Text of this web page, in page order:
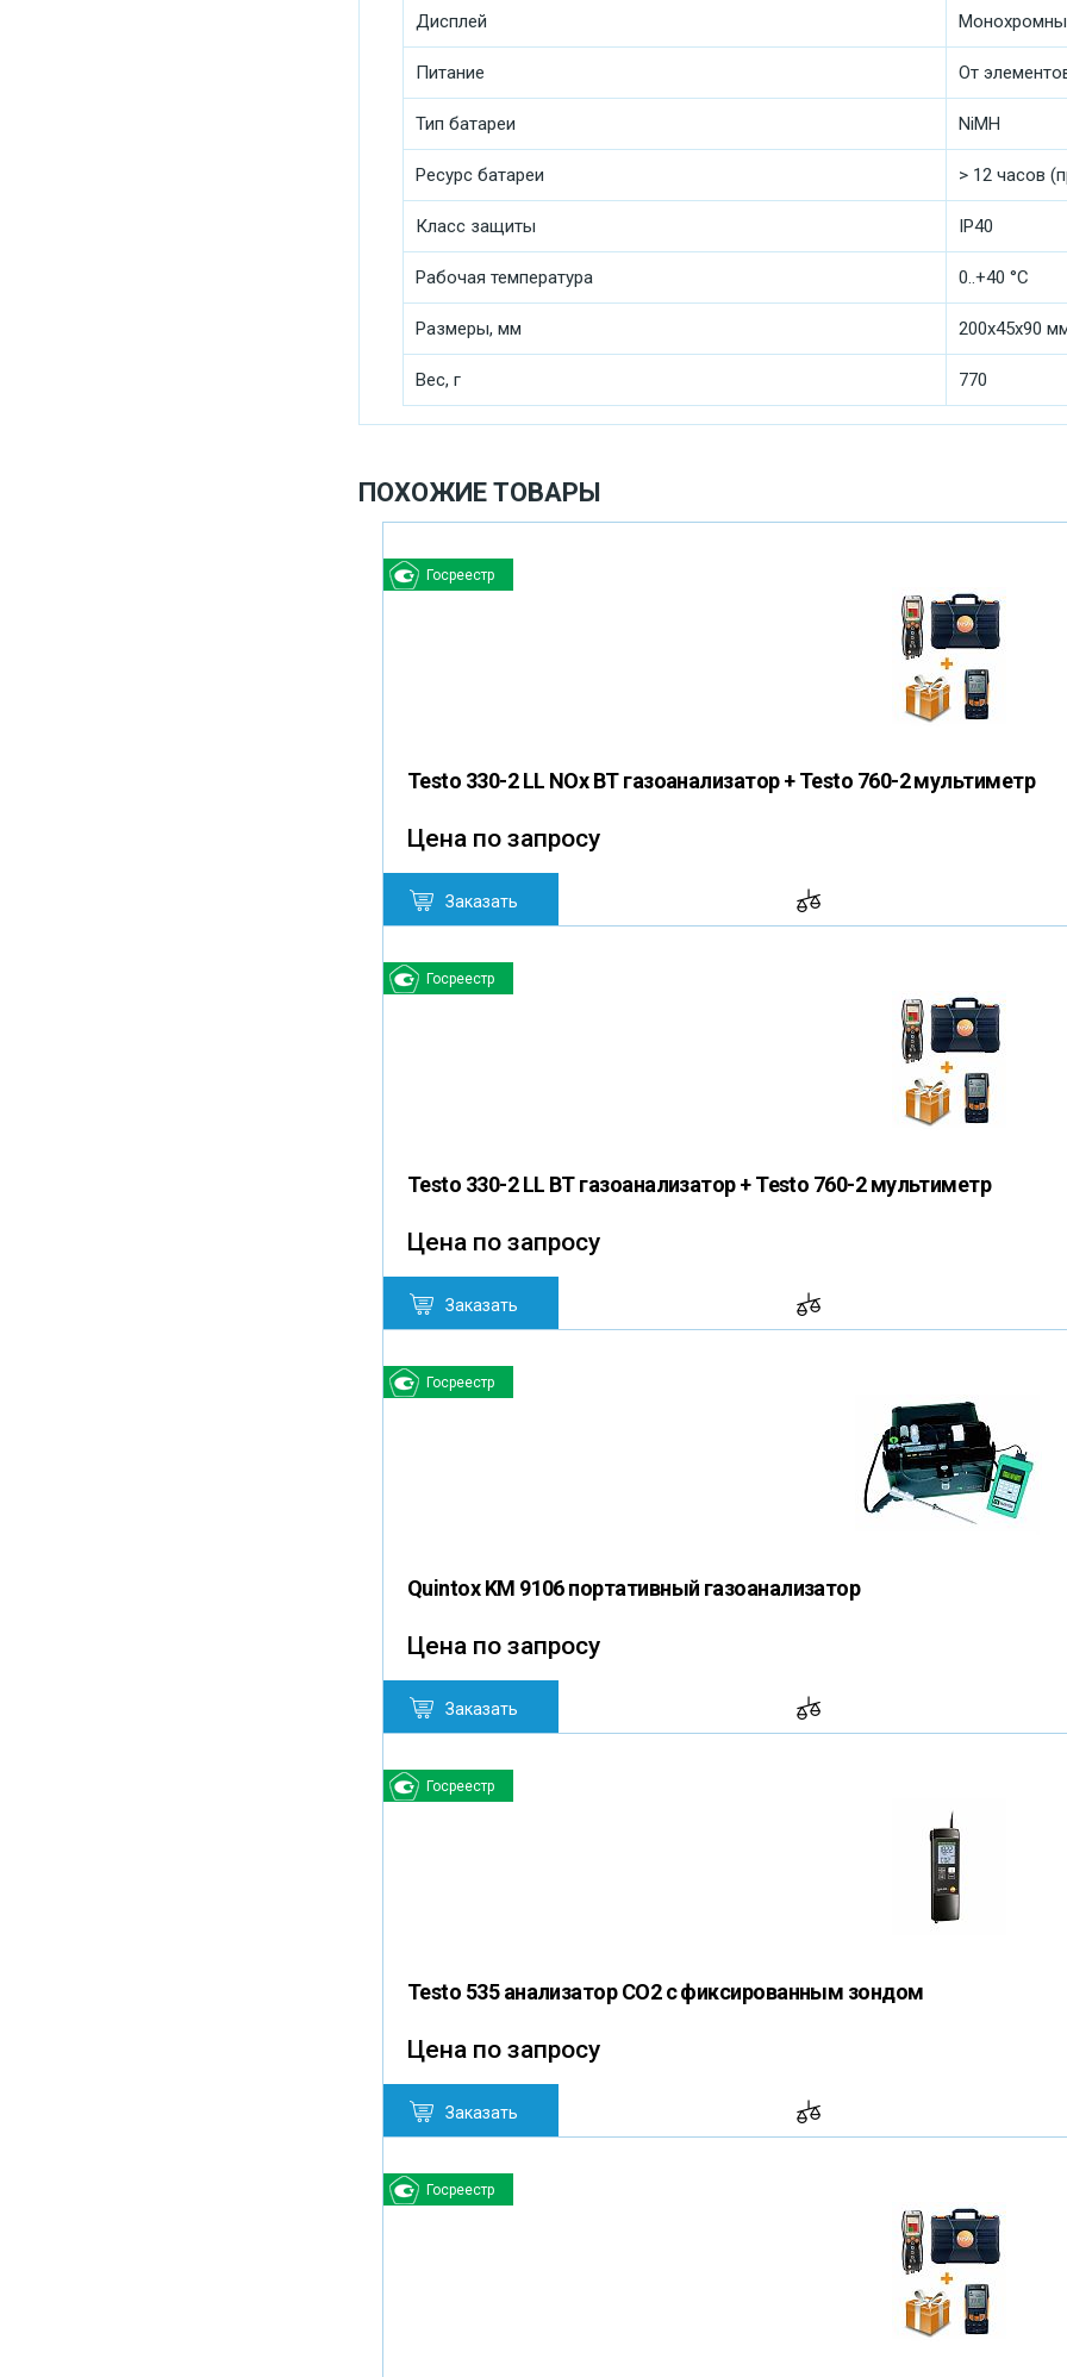
Дисплей
Питание От
Тип батареи NiMH
Ресурс батареи > 12 часов
Класс защиты IP40
Рабочая температура 0..+40 °C
Размеры, мм 200x45x90
Вес, г 770
ПОХОЖИЕ ТОВАРЫ
Госреестр
Testo 330-2 LL NOx BT газоанализатор + Testo 760-2 мультиметр
Цена по запросу
Заказать
Госреестр
Testo 330-2 LL BT газоанализатор + Testo 760-2 мультиметр
Цена по запросу
Заказать
Госреестр
Quintox KM 9106 портативный газоанализатор
Цена по запросу
Заказать
Госреестр
Testo 535 анализатор СО2 с фиксированным зондом
Цена по запросу
Заказать
Госреестр